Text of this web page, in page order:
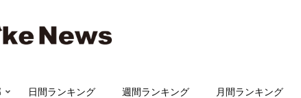
日間ランキング 週間ランキング 月間ランキング